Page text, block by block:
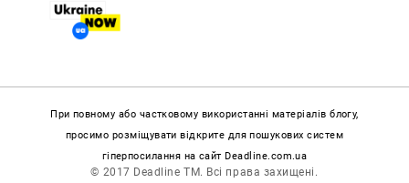
При повному або частковому використанні матеріалів блогу,
просимо розміщувати відкрите для пошукових систем
гіперпосилання на сайт Deadline.com.ua
© 2017 Deadline TM. Всі права захищені.